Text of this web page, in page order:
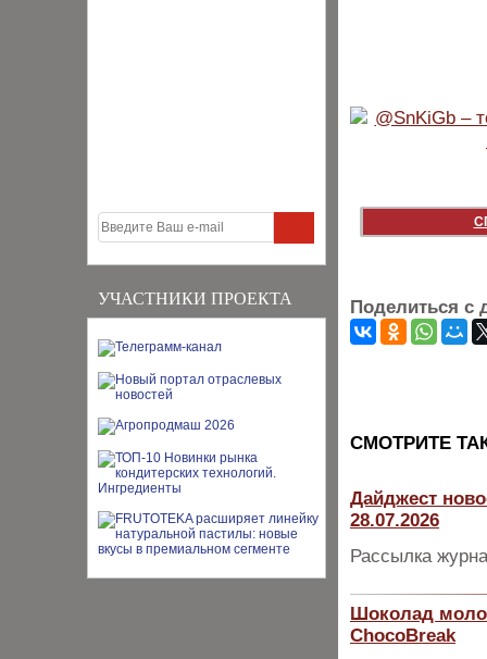
УЧАСТНИКИ ПРОЕКТА Поделиться с
CМОТРИТЕ
Дайджест
28.07.2026
Рассылка
Шоколад
ChocoBreak